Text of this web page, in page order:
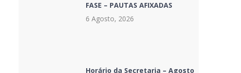
FASE – PAUTAS AFIXADAS
6 Agosto, 2026
Horário da Secretaria – Agosto